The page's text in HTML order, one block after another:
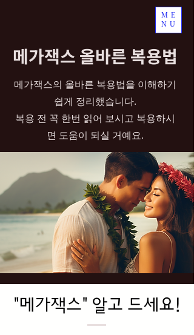
ME
NU
메가잭스 올바른 복용법
메가잭스의 올바른 복용법을 이해하기
쉽게 정리했습니다.
복용 전 꼭 한번 읽어 보시고 복용하시
면 도움이 되실 거예요.
"메가잭스" 알고 드세요!